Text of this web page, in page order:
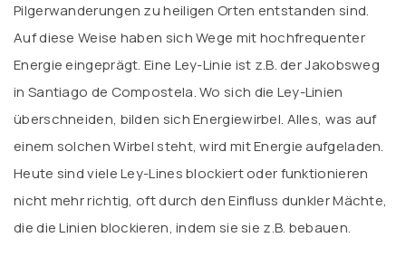
Pilgerwanderungen zu heiligen Orten entstanden sind.
Auf diese Weise haben sich Wege mit hochfrequenter
Energie eingeprägt. Eine Ley-Linie ist z.B. der Jakobsweg
in Santiago de Compostela. Wo sich die Ley-Linien
überschneiden, bilden sich Energiewirbel. Alles, was auf
einem solchen Wirbel steht, wird mit Energie aufgeladen.
Heute sind viele Ley-Lines blockiert oder funktionieren
nicht mehr richtig, oft durch den Einfluss dunkler Mächte,
die die Linien blockieren, indem sie sie z.B. bebauen.